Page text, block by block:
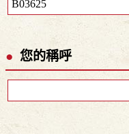
您的稱呼